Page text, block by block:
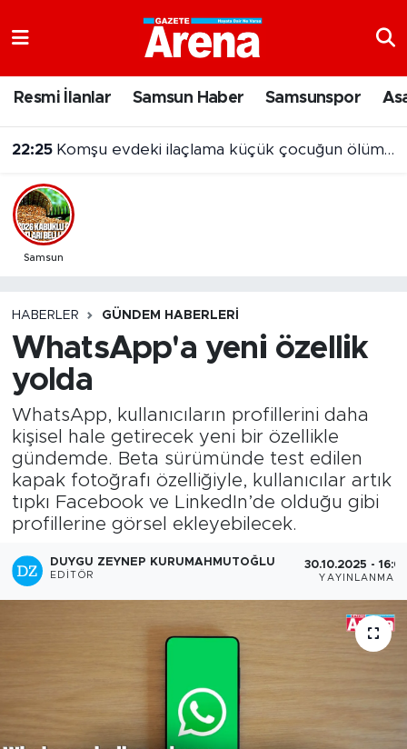
Resmi İlanlar Samsun Haber Samsunspor
22:25 Komşu evdeki ilaçlama küçük çocuğun ölümüne neden oldu
Samsun
HABERLER GÜNDEM HABERLERI
WhatsApp'a yeni özellik
yolda
WhatsApp, kullanıcıların profillerini daha
kişisel hale getirecek yeni bir özellikle
gündemde. Beta sürümünde test edilen
kapak fotoğrafı özelliğiyle, kullanıcılar artık
tıpkı Facebook ve LinkedIn’de olduğu gibi
profillerine görsel ekleyebilecek.
DUYGU ZEYNEP KURUMAHMUTOĞLU
EDITÖR
30.10.2025 -
YAYINLANMA
Samsun Namaz Vakitleri
Trafik Durumu
Süper Lig Puan Durumu ve Fikstür
Son Dakika Haberleri
Haber Arşivi